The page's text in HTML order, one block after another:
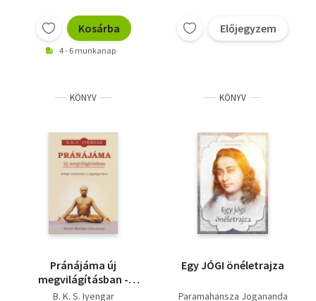
Kosárba
4 - 6 munkanap
Előjegyzem
KÖNYV
Pránájáma új
megvilágításban -
Átfogó útmutatás a
B. K. S. Iyengar
KÖNYV
Egy JÓGI önéletrajza
Paramahansza Jogananda